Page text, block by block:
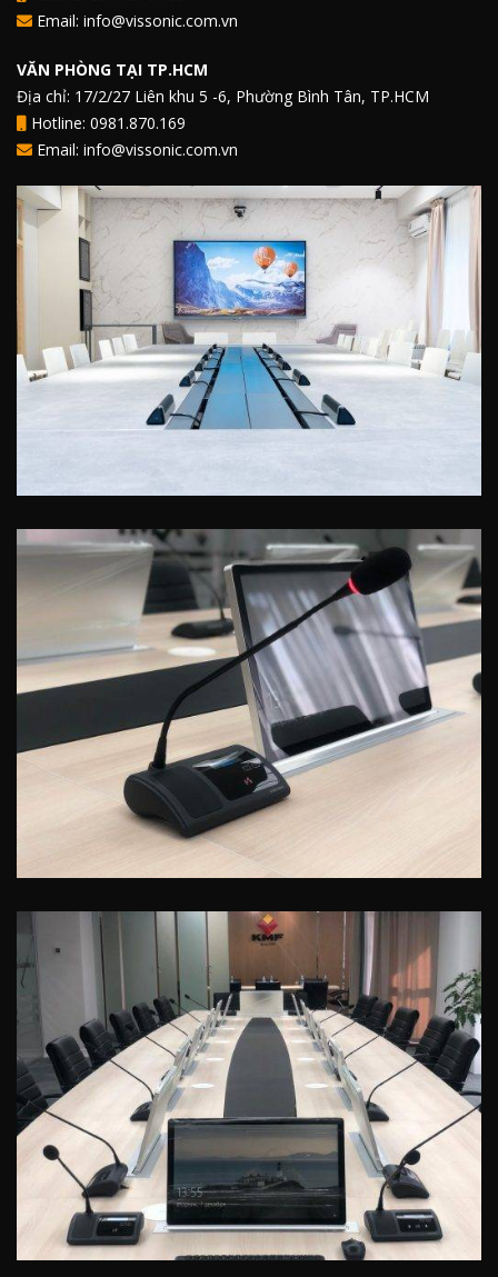
Email: info@vissonic.com.vn
VĂN PHÒNG TẠI TP.HCM
Địa chỉ: 17/2/27 Liên khu 5 -6, Phường Bình Tân, TP.HCM
Hotline: 0981.870.169
Email: info@vissonic.com.vn